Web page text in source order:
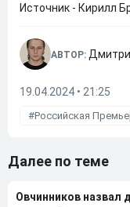
Источник - Кирилл
АВТОР:
19.04.2024 • 21:25
Российская
Далее по теме
Овчинников назвал